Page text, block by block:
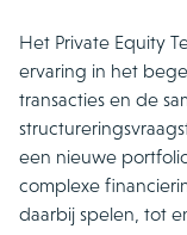
Het Private Equity
ervaring in het
transacties en de
een nieuwe
complexe
daarbij spelen, tot